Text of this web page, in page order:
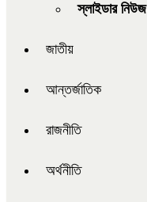
স্লাইডার নিউজ
জাতীয়
আন্তর্জাতিক
রাজনীতি
অর্থনীতি